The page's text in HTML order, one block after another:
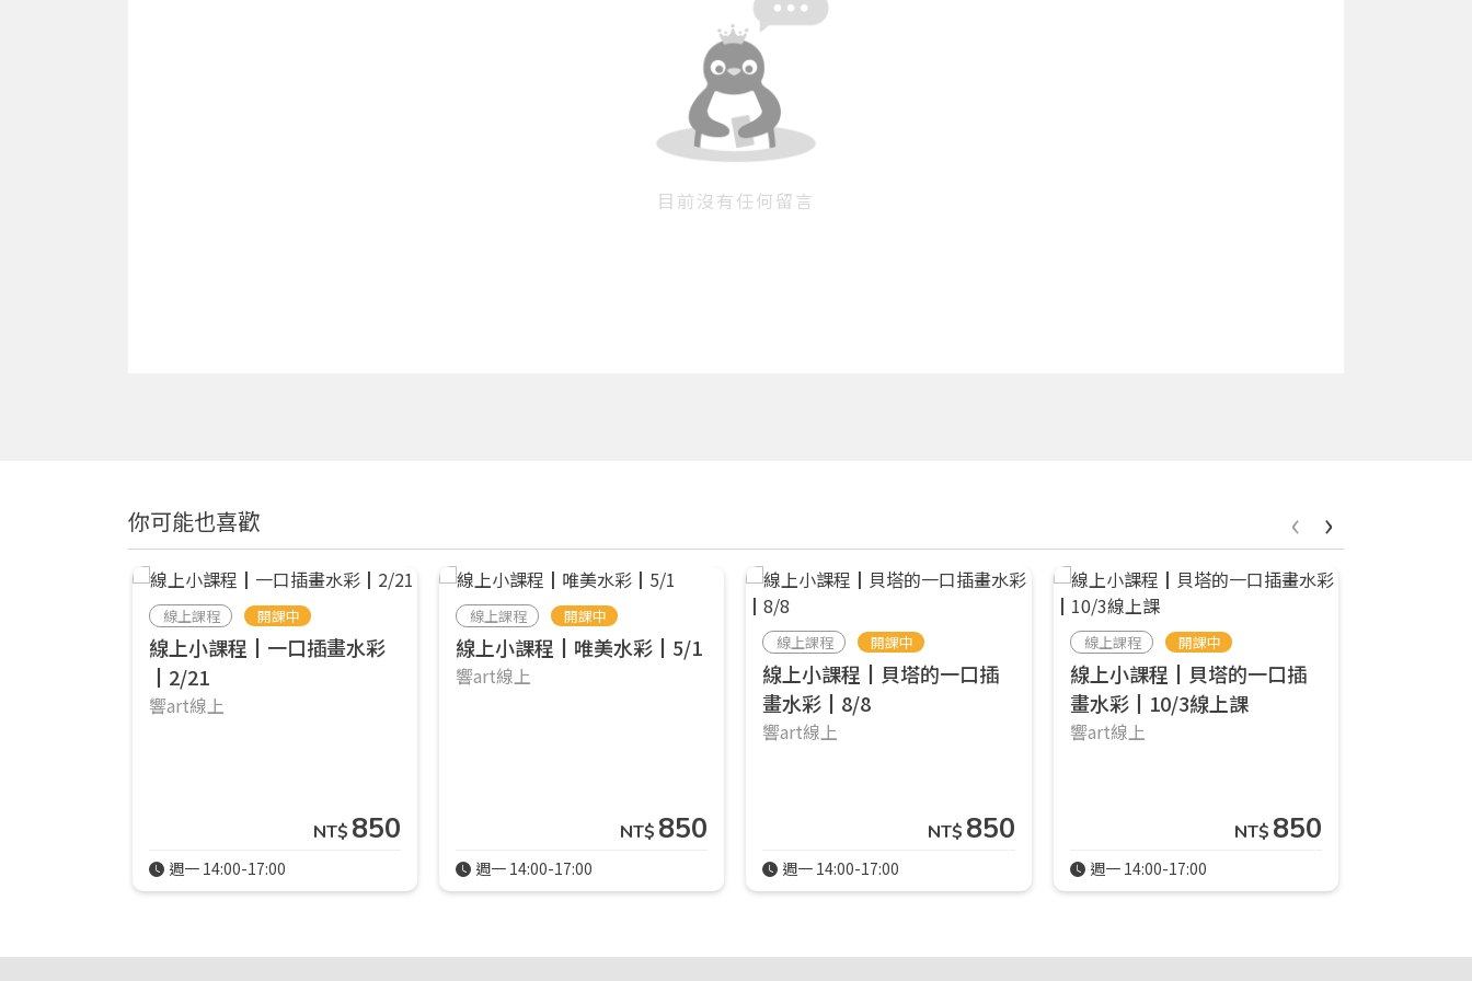
目前沒有任何留言
你可能也喜歡
線上課程 開課中
線上小課程┃一口插畫水彩
┃2/21
響art線上
NT$ 850
週一 14:00-17:00
線上課程 開課中
線上小課程┃唯美水彩┃5/1
響art線上
NT$ 850
週一 14:00-17:00
線上課程 開課中
線上小課程┃貝塔的一口插
畫水彩┃8/8
響art線上
NT$ 850
週一 14:00-17:00
線上課程 開課中
線上小課程┃貝塔的一口插
畫水彩┃10/3線上課
響art線上
NT$ 850
週一 14:00-17:00
‹ ›